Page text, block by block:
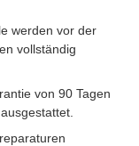
werden vor der
vollständig
von 90 Tagen